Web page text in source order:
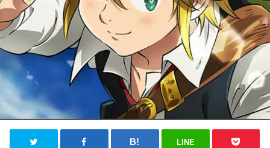
LINE